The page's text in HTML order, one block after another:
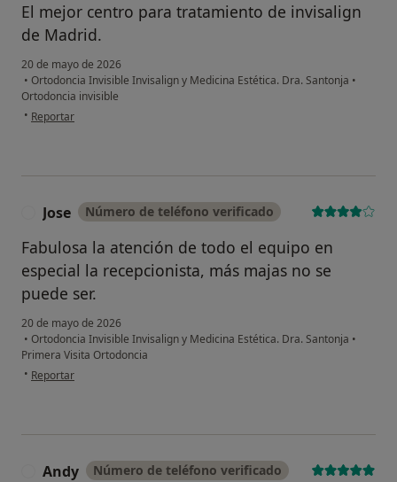
El mejor centro para tratamiento de invisalign
de Madrid.
20 de mayo de 2026
• Ortodoncia Invisible Invisalign y Medicina Estética. Dra. Santonja •
Ortodoncia invisible
• en opinión del usuario Oscar
Reportar
Jose Número de teléfono verificado
Fabulosa la atención de todo el equipo en
especial la recepcionista, más majas no se
puede ser.
20 de mayo de 2026
• Ortodoncia Invisible Invisalign y Medicina Estética. Dra. Santonja •
Primera Visita Ortodoncia
• en opinión del usuario Jose
Reportar
Andy Número de teléfono verificado